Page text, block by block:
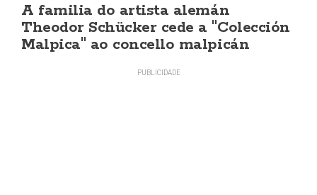
A familia do artista alemán
Theodor Schücker cede a "Colección
Malpica" ao concello malpicán